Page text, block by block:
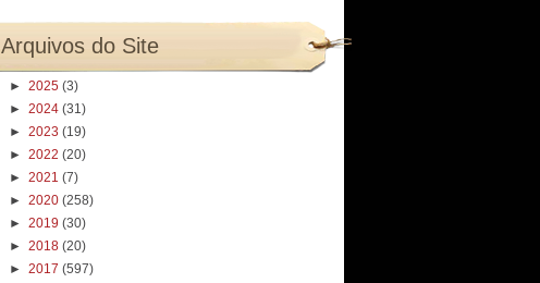
Arquivos do Site
► 2025 (3)
► 2024 (31)
► 2023 (19)
► 2022 (20)
► 2021 (7)
► 2020 (258)
► 2019 (30)
► 2018 (20)
► 2017 (597)